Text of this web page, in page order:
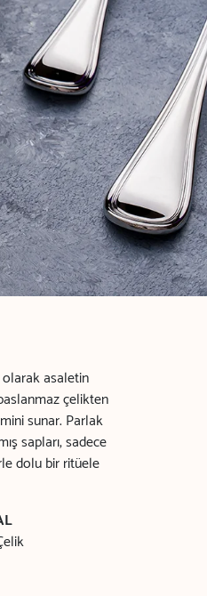
asaletin
çelikten
sunar. Parlak
sapları, sadece
dolu bir ritüele